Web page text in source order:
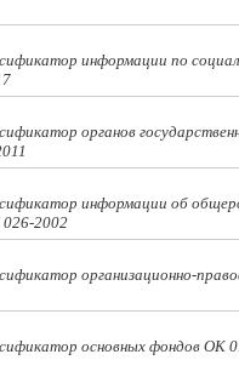
информации по
органов
информации об
2002
организационно-
основных фондов ОК